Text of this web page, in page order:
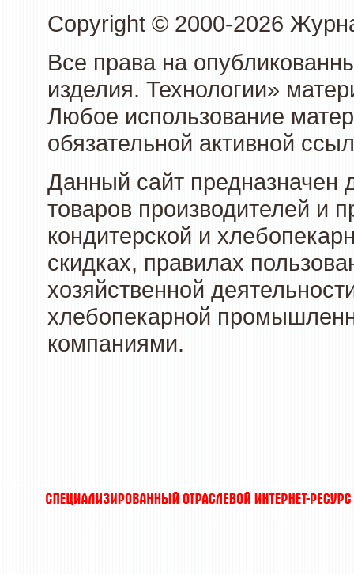
Copyright © 2000-2026
Все права на
изделия. Технологии»
Любое использование
обязательной активной
Данный сайт предназначен
товаров производителей и
кондитерской и
скидках, правилах
хозяйственной
хлебопекарной
компаниями.